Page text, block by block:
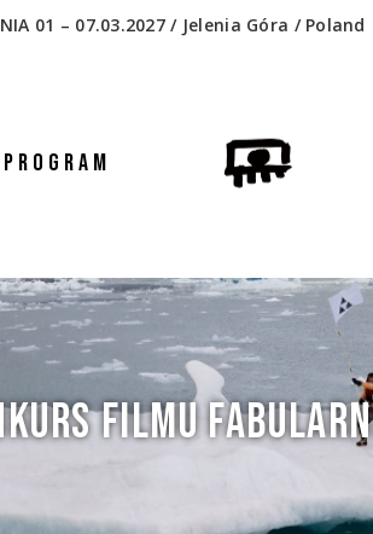
01 – 07.03.2027 / Jelenia Góra / Poland
PROGRAM
FILMU